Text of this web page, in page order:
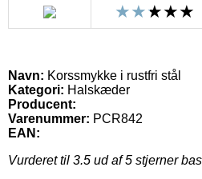
Navn: Korssmykke i rustfri stål
Kategori: Halskæder
Producent:
Varenummer: PCR842
EAN:
Vurderet til 3.5 ud af 5 stjerner